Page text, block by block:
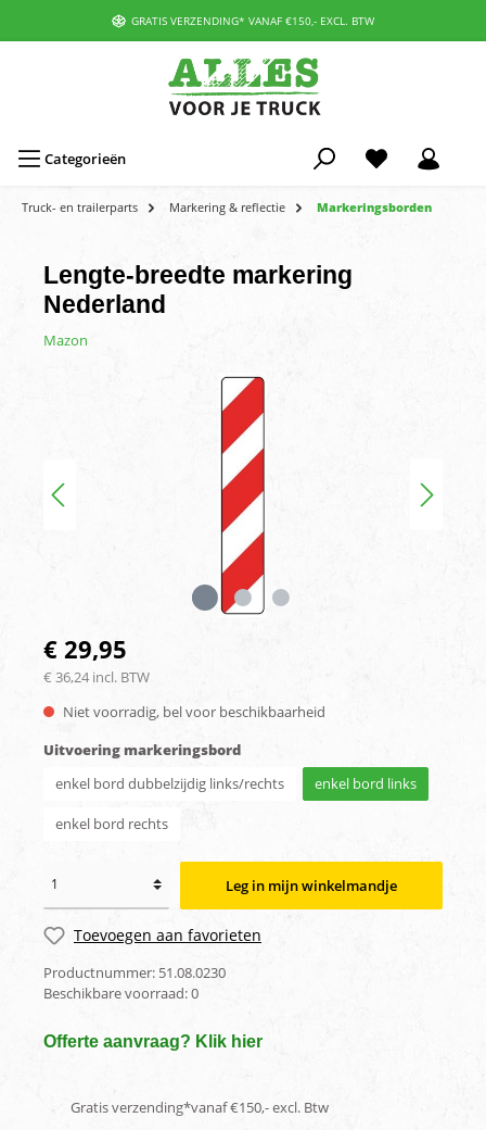
GRATIS VERZENDING* VANAF €150,- EXCL. BTW
Categorieën
Truck- en trailerparts Markering & reflectie Markeringsborden
Lengte-breedte markering
Nederland
Mazon
€ 29,95
€ 36,24 incl. BTW
Niet voorradig, bel voor beschikbaarheid
Uitvoering markeringsbord
enkel bord dubbelzijdig links/rechts
enkel bord links
enkel bord rechts
Leg in mijn winkelmandje
Toevoegen aan favorieten
Productnummer: 51.08.0230
Beschikbare voorraad:0
Offerte aanvraag? Klik hier
Gratis verzending*vanaf €150,- excl. Btw